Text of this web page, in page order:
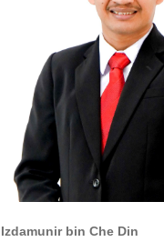
Izdamunir bin Che Din